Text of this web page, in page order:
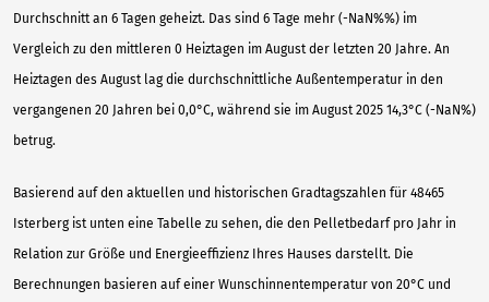
Durchschnitt an 6 Tagen geheizt. Das sind 6 Tage mehr (-NaN%%) im
Vergleich zu den mittleren 0 Heiztagen im August der letzten 20 Jahre. An
Heiztagen des August lag die durchschnittliche Außentemperatur in den
vergangenen 20 Jahren bei 0,0°C, während sie im August 2025 14,3°C (-NaN%)
betrug.
Basierend auf den aktuellen und historischen Gradtagszahlen für 48465
Isterberg ist unten eine Tabelle zu sehen, die den Pelletbedarf pro Jahr in
Relation zur Größe und Energieeffizienz Ihres Hauses darstellt. Die
Berechnungen basieren auf einer Wunschinnentemperatur von 20°C und